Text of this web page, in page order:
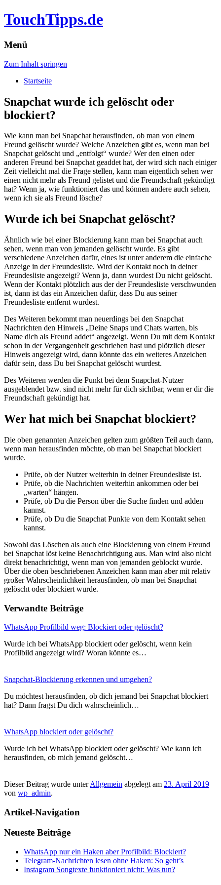
TouchTipps.de
Menü
Zum Inhalt springen
Startseite
Snapchat wurde ich gelöscht oder
blockiert?
Wie kann man bei Snapchat herausfinden, ob man von einem
Freund gelöscht wurde? Welche Anzeichen gibt es, wenn man bei
Snapchat gelöscht und „entfolgt“ wurde? Wer den einen oder
anderen Freund bei Snapchat geaddet hat, der wird sich nach einiger
Zeit vielleicht mal die Frage stellen, kann man eigentlich sehen wer
einen nicht mehr als Freund gelistet und die Freundschaft gekündigt
hat? Wenn ja, wie funktioniert das und können andere auch sehen,
wenn ich sie als Freund lösche?
Wurde ich bei Snapchat gelöscht?
Ähnlich wie bei einer Blockierung kann man bei Snapchat auch
sehen, wenn man von jemanden gelöscht wurde. Es gibt
verschiedene Anzeichen dafür, eines ist unter anderem die einfache
Anzeige in der Freundesliste. Wird der Kontakt noch in deiner
Freundesliste angezeigt? Wenn ja, dann wurdest Du nicht gelöscht.
Wenn der Kontakt plötzlich aus der der Freundesliste verschwunden
ist, dann ist das ein Anzeichen dafür, dass Du aus seiner
Freundesliste entfernt wurdest.
Des Weiteren bekommt man neuerdings bei den Snapchat
Nachrichten den Hinweis „Deine Snaps und Chats warten, bis
Name dich als Freund addet“ angezeigt. Wenn Du mit dem Kontakt
schon in der Vergangenheit geschrieben hast und plötzlich dieser
Hinweis angezeigt wird, dann könnte das ein weiteres Anzeichen
dafür sein, dass Du bei Snapchat gelöscht wurdest.
Des Weiteren werden die Punkt bei dem Snapchat-Nutzer
ausgeblendet bzw. sind nicht mehr für dich sichtbar, wenn er dir die
Freundschaft gekündigt hat.
Wer hat mich bei Snapchat blockiert?
Die oben genannten Anzeichen gelten zum größten Teil auch dann,
wenn man herausfinden möchte, ob man bei Snapchat blockiert
wurde.
Prüfe, ob der Nutzer weiterhin in deiner Freundesliste ist.
Prüfe, ob die Nachrichten weiterhin ankommen oder bei
„warten“ hängen.
Prüfe, ob Du die Person über die Suche finden und adden
kannst.
Prüfe, ob Du die Snapchat Punkte von dem Kontakt sehen
kannst.
Sowohl das Löschen als auch eine Blockierung von einem Freund
bei Snapchat löst keine Benachrichtigung aus. Man wird also nicht
direkt benachrichtigt, wenn man von jemanden geblockt wurde.
Über die oben beschriebenen Anzeichen kann man aber mit relativ
großer Wahrscheinlichkeit herausfinden, ob man bei Snapchat
gelöscht oder blockiert wurde.
Verwandte Beiträge
WhatsApp Profilbild weg: Blockiert oder gelöscht?
Wurde ich bei WhatsApp blockiert oder gelöscht, wenn kein
Profilbild angezeigt wird? Woran könnte es…
Snapchat-Blockierung erkennen und umgehen?
Du möchtest herausfinden, ob dich jemand bei Snapchat blockiert
hat? Dann fragst Du dich wahrscheinlich…
WhatsApp blockiert oder gelöscht?
Wurde ich bei WhatsApp blockiert oder gelöscht? Wie kann ich
herausfinden, ob mich jemand gelöscht…
Dieser Beitrag wurde unterAllgemein abgelegt am 23. April 2019
von wp_admin.
Artikel-Navigation
Neueste Beiträge
WhatsApp nur ein Haken aber Profilbild: Blockiert?
Telegram-Nachrichten lesen ohne Haken: So geht’s
Instagram Songtexte funktioniert nicht: Was tun?